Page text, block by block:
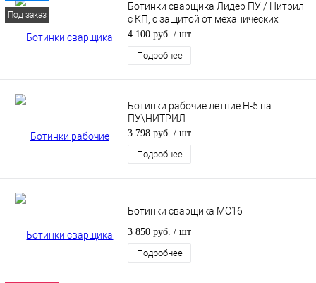
Под заказ
Ботинки сварщика Лидер ПУ / Нитрил
с КП, с защитой от механических
воздействий, брызг, искр
4 100 руб. / шт
Подробнее
Ботинки рабочие летние Н-5 на
ПУ\НИТРИЛ
3 798 руб. / шт
Подробнее
Ботинки сварщика МС16
3 850 руб. / шт
Подробнее